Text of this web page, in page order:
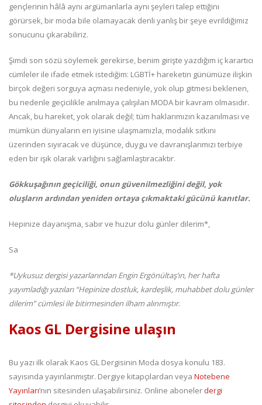
gençlerinin hâlâ aynı argümanlarla aynı şeyleri talep ettiğini
görürsek, bir moda bile olamayacak denli yanlış bir şeye evrildiğimiz
sonucunu çıkarabiliriz.
Şimdi son sözü söylemek gerekirse, benim girişte yazdığım iç karartıcı
cümleler ile ifade etmek istediğim: LGBTİ+ hareketin günümüze ilişkin
birçok değeri sorguya açması nedeniyle, yok olup gitmesi beklenen,
bu nedenle geçicilikle anılmaya çalışılan MODA bir kavram olmasıdır.
Ancak, bu hareket, yok olarak değil; tüm haklarımızın kazanılması ve
mümkün dünyaların en iyisine ulaşmamızla, modalık sıtkını
üzerinden sıyıracak ve düşünce, duygu ve davranışlarımızı terbiye
eden bir ışık olarak varlığını sağlamlaştıracaktır.
Gökkuşağının geçiciliği, onun güvenilmezliğini değil, yok
oluşların ardından yeniden ortaya çıkmaktaki gücünü kanıtlar.
Hepinize dayanışma, sabır ve huzur dolu günler dilerim*,
Sa
*Uykusuz dergisi yazarlarından Engin Ergönültaş’ın, her hafta
yayımladığı yazıları “Hepinize dostluk, kardeşlik, muhabbet dolu günler
dilerim” cümlesi ile bitirmesinden ilham alınmıştır.
Kaos GL Dergisine ulaşın
Bu yazı ilk olarak Kaos GL Dergisinin Moda dosya konulu 183.
sayısında yayınlanmıştır. Dergiye kitapçılardan veya Notebene
Yayınları’nın sitesinden ulaşabilirsiniz. Online abonelerdergi